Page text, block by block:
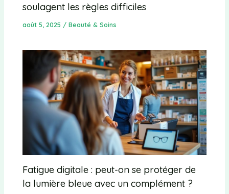
soulagent les règles difficiles
août 5, 2025 /Beauté & Soins
Fatigue digitale : peut-on se protéger de
la lumière bleue avec un complément ?